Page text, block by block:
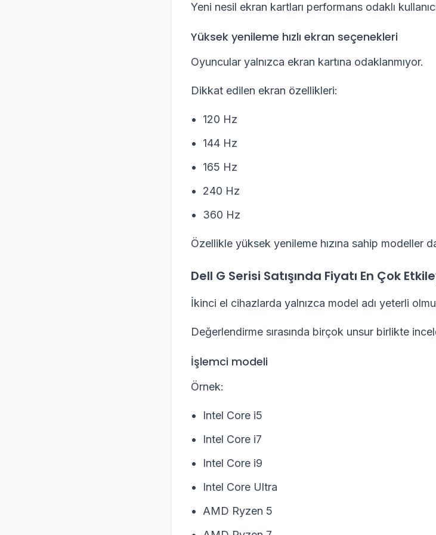
Yeni nesil ekran kartları performans odaklı
Yüksek yenileme hızlı ekran seçenekleri
Oyuncular yalnızca ekran kartına odaklanmıyor.
Dikkat edilen ekran özellikleri:
120 Hz
144 Hz
165 Hz
240 Hz
360 Hz
Özellikle yüksek yenileme hızına sahip modeller
Dell G Serisi Satışında Fiyatı En Çok
İkinci el cihazlarda yalnızca model adı yeterli
Değerlendirme sırasında birçok unsur birlikte
İşlemci modeli
Örnek:
Intel Core i5
Intel Core i7
Intel Core i9
Intel Core Ultra
AMD Ryzen 5